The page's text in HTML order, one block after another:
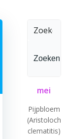
Zoeken
mei
Pijpbloem
(Aristolochia
clematitis)